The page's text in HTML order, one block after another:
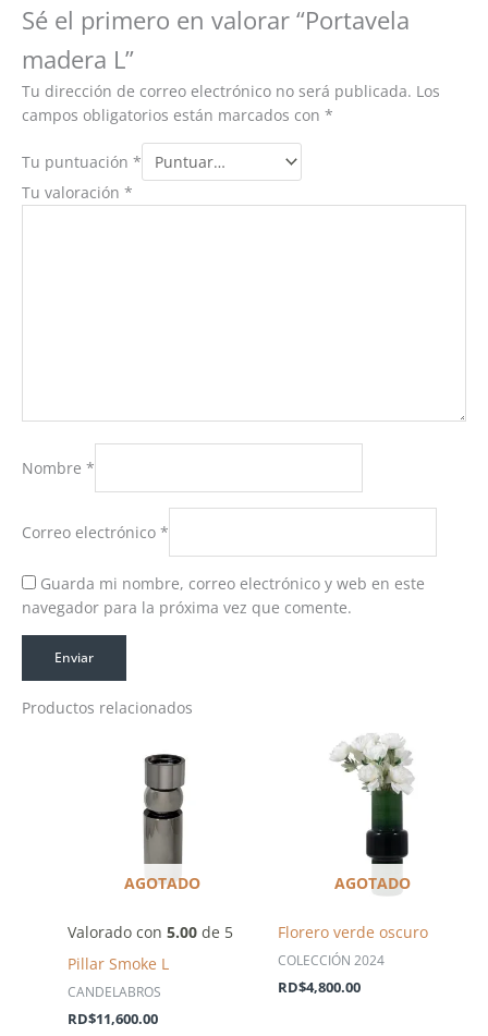
Sé el primero en valorar “Portavela
madera L”
Tu dirección de correo electrónico no será publicada. Los
campos obligatorios están marcados con *
Tu puntuación *
Tu valoración *
Nombre *
Correo electrónico *
Guarda mi nombre, correo electrónico y web en este
navegador para la próxima vez que comente.
Productos relacionados
AGOTADO
Valorado con 5.00 de 5
Pillar Smoke L
CANDELABROS
RD$11,600.00
AGOTADO
Florero verde oscuro
COLECCIÓN 2024
RD$4,800.00